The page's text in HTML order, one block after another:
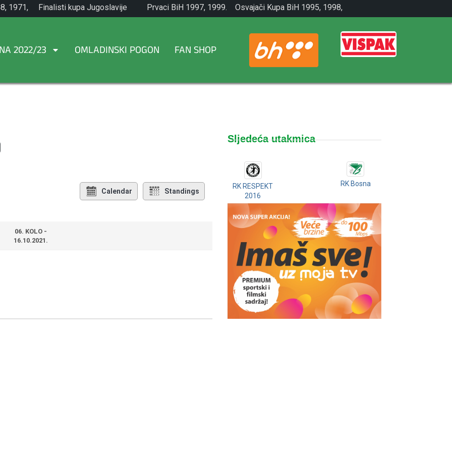
1971,
Finalisti kupa Jugoslavije
1965.
Prvaci BiH 1997, 1999.
Osvajači Kupa BiH 1995, 1998,
2001.
2022/23 OMLADINSKI POGON FAN SHOP
Calendar Standings
06. KOLO -
16.10.2021.
Sljedeća utakmica
RK RESPEKT
2016
RK Bosna